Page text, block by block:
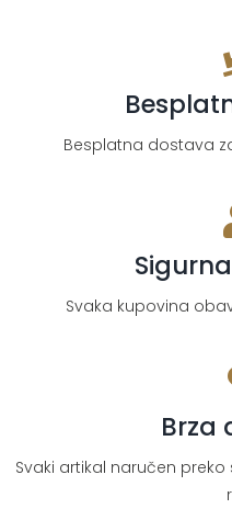
Besplatna dostava
Svaka kupovina
Brza
Svaki artikal naručen